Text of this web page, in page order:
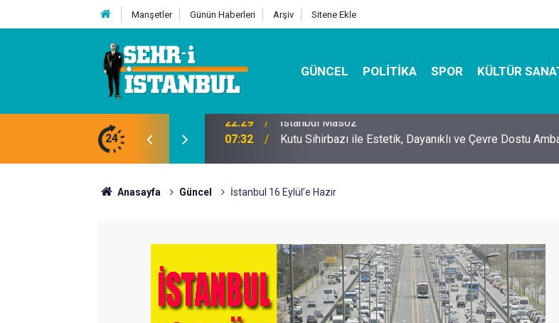
Manşetler Günün Haberleri Arşiv Sitene Ekle
GÜNCEL POLITIKA SPOR KÜLTÜR
24 07:32 Kutu Sihirbazı ile Estetik, Dayanıklı ve Çevre Dostu
Anasayfa Güncel İstanbul 16 Eylül’e Hazır